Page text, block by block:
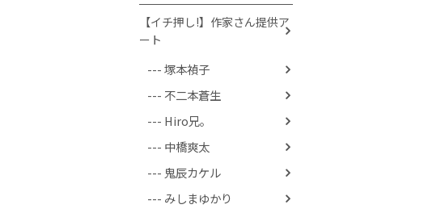
【イチ押し!】作家さん提供ア
ート
--- 塚本禎子
--- 不二本蒼生
--- Hiro兄。
--- 中橋爽太
--- 鬼辰カケル
--- みしまゆかり